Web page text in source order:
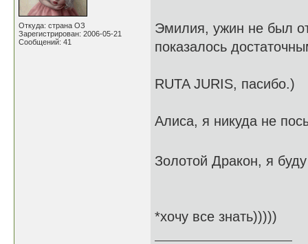
Откуда: страна ОЗ
Зарегистрирован: 2006-05-21
Сообщений: 41
Эмилия, ужин не был
показалось
RUTA JURIS, пасибо.)
Алиса, я никуда не
Золотой Дракон, я
*хочу все знать)))))